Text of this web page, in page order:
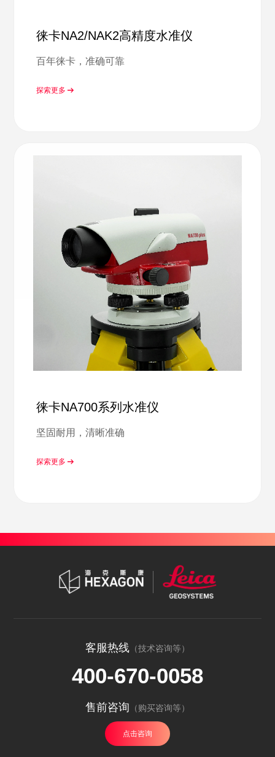
徕卡NA2/NAK2高精度水准仪
百年徕卡，准确可靠
探索更多
徕卡NA700系列水准仪
坚固耐用，清晰准确
探索更多
客服热线 （技术咨询等）
400-670-0058
售前咨询 （购买咨询等）
点击咨询